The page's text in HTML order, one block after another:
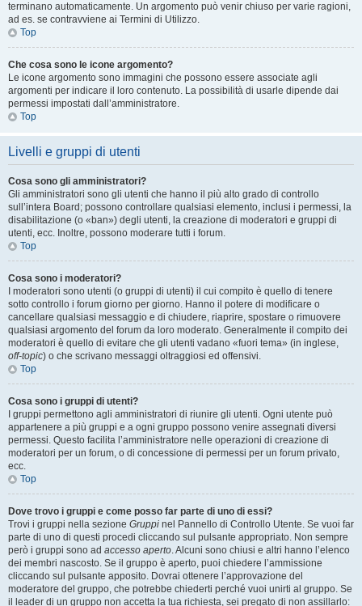
terminano automaticamente. Un argomento può venir chiuso per varie ragioni,
ad es. se contravviene ai Termini di Utilizzo.
Top
Che cosa sono le icone argomento?
Le icone argomento sono immagini che possono essere associate agli
argomenti per indicare il loro contenuto. La possibilità di usarle dipende dai
permessi impostati dall’amministratore.
Top
Livelli e gruppi di utenti
Cosa sono gli amministratori?
Gli amministratori sono gli utenti che hanno il più alto grado di controllo
sull’intera Board; possono controllare qualsiasi elemento, inclusi i permessi, la
disabilitazione (o «ban») degli utenti, la creazione di moderatori e gruppi di
utenti, ecc. Inoltre, possono moderare tutti i forum.
Top
Cosa sono i moderatori?
I moderatori sono utenti (o gruppi di utenti) il cui compito è quello di tenere
sotto controllo i forum giorno per giorno. Hanno il potere di modificare o
cancellare qualsiasi messaggio e di chiudere, riaprire, spostare o rimuovere
qualsiasi argomento del forum da loro moderato. Generalmente il compito dei
moderatori è quello di evitare che gli utenti vadano «fuori tema» (in inglese,
off-topic) o che scrivano messaggi oltraggiosi ed offensivi.
Top
Cosa sono i gruppi di utenti?
I gruppi permettono agli amministratori di riunire gli utenti. Ogni utente può
appartenere a più gruppi e a ogni gruppo possono venire assegnati diversi
permessi. Questo facilita l’amministratore nelle operazioni di creazione di
moderatori per un forum, o di concessione di permessi per un forum privato,
ecc.
Top
Dove trovo i gruppi e come posso far parte di uno di essi?
Trovi i gruppi nella sezione Gruppi nel Pannello di Controllo Utente. Se vuoi far
parte di uno di questi procedi cliccando sul pulsante appropriato. Non sempre
però i gruppi sono ad accesso aperto. Alcuni sono chiusi e altri hanno l’elenco
dei membri nascosto. Se il gruppo è aperto, puoi chiedere l’ammissione
cliccando sul pulsante apposito. Dovrai ottenere l’approvazione del
moderatore del gruppo, che potrebbe chiederti perché vuoi unirti al gruppo. Se
il leader di un gruppo non accetta la tua richiesta, sei pregato di non assillarlo: